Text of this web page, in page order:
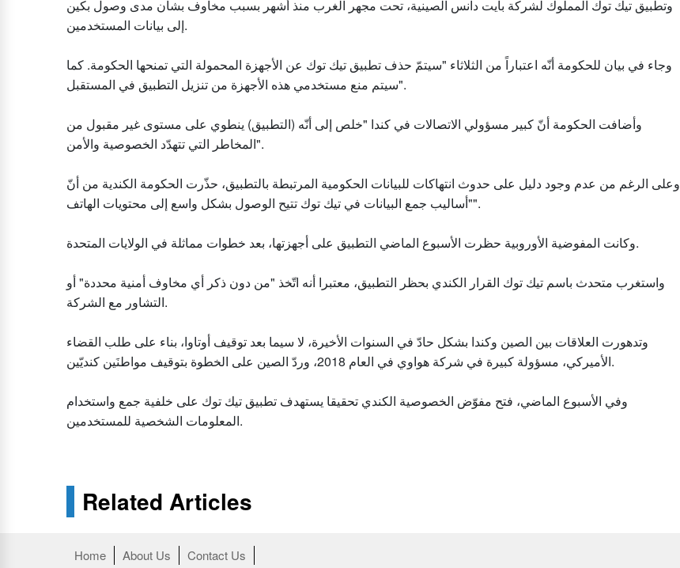
وتطبيق تيك توك المملوك لشركة بايت دانس الصينية، تحت مجهر الغرب منذ أشهر بسبب مخاوف بشأن مدى وصول بكين
إلى بيانات المستخدمين.
وجاء في بيان للحكومة أنّه اعتباراً من الثلاثاء "سيتمّ حذف تطبيق تيك توك عن الأجهزة المحمولة التي تمنحها الحكومة. كما
سيتم منع مستخدمي هذه الأجهزة من تنزيل التطبيق في المستقبل".
وأضافت الحكومة أنّ كبير مسؤولي الاتصالات في كندا "خلص إلى أنّه (التطبيق) ينطوي على مستوى غير مقبول من
المخاطر التي تتهدّد الخصوصية والأمن".
وعلى الرغم من عدم وجود دليل على حدوث انتهاكات للبيانات الحكومية المرتبطة بالتطبيق، حذّرت الحكومة الكندية من أنّ
"أساليب جمع البيانات في تيك توك تتيح الوصول بشكل واسع إلى محتويات الهاتف".
وكانت المفوضية الأوروبية حظرت الأسبوع الماضي التطبيق على أجهزتها، بعد خطوات مماثلة في الولايات المتحدة.
واستغرب متحدث باسم تيك توك القرار الكندي بحظر التطبيق، معتبرا أنه اتّخذ "من دون ذكر أي مخاوف أمنية محددة" أو
التشاور مع الشركة.
وتدهورت العلاقات بين الصين وكندا بشكل حادّ في السنوات الأخيرة، لا سيما بعد توقيف أوتاوا، بناء على طلب القضاء
الأميركي، مسؤولة كبيرة في شركة هواوي في العام 2018، وردّ الصين على الخطوة بتوقيف مواطنَين كنديّين.
وفي الأسبوع الماضي، فتح مفوّض الخصوصية الكندي تحقيقا يستهدف تطبيق تيك توك على خلفية جمع واستخدام
المعلومات الشخصية للمستخدمين.
Related Articles
Home About Us Contact Us